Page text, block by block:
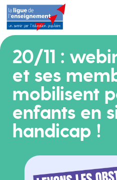
20/11 :
et ses
mobilisent
enfants en
handicap !